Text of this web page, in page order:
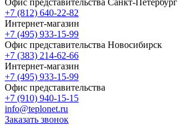
+7 (812) 640-22-82
Интернет-магазин
+7 (495) 933-15-99
Офис представительства Новосибирск
+7 (383) 214-62-66
Интернет-магазин
+7 (495) 933-15-99
Офис представительства
+7 (910) 940-15-15
info@teplonet.ru
Заказать звонок